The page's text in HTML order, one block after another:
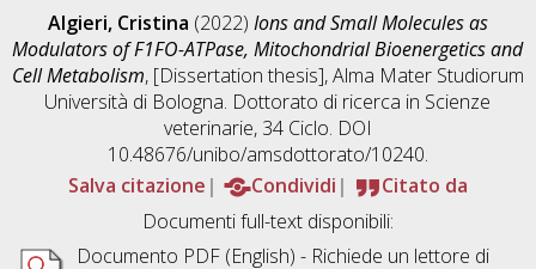
Algieri, Cristina (2022) Ions and Small Molecules as
Modulators of F1FO-ATPase, Mitochondrial Bioenergetics and
Cell Metabolism, [Dissertation thesis], Alma Mater Studiorum
Università di Bologna. Dottorato di ricerca in Scienze
veterinarie, 34 Ciclo. DOI
10.48676/unibo/amsdottorato/10240.
Salva citazione
Condividi
Citato da
Documenti full-text disponibili:
Documento PDF(English) - Richiede un lettore di